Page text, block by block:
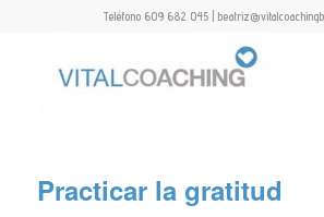
Teléfono 609 682 045 |
Practicar la gratitud